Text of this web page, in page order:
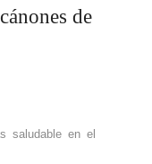
de
saludable en el